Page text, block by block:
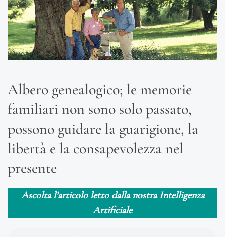
Albero genealogico; le memorie
familiari non sono solo passato,
possono guidare la guarigione, la
libertà e la consapevolezza nel
presente
Ascolta l’articolo letto dalla nostra Intelligenza
Artificiale